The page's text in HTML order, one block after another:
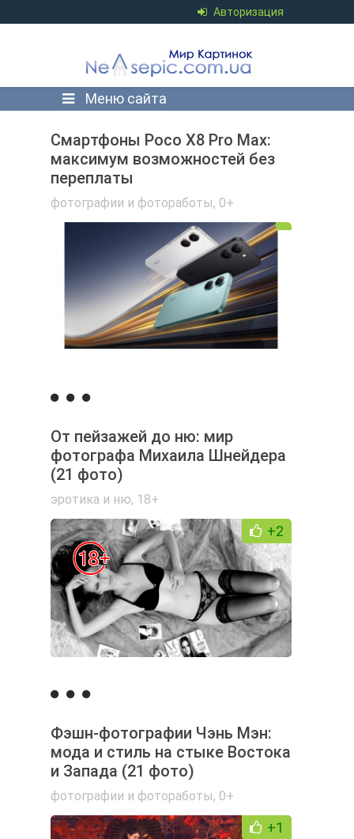
Авторизация
Меню сайта
Смартфоны Poco X8 Pro Max:
максимум возможностей без
переплаты
фотографии и фотоработы, 0+
От пейзажей до ню: мир
фотографа Михаила Шнейдера
(21 фото)
эротика и ню, 18+
+2
Фэшн-фотографии Чэнь Мэн:
мода и стиль на стыке Востока
и Запада (21 фото)
фотографии и фотоработы, 0+
+1